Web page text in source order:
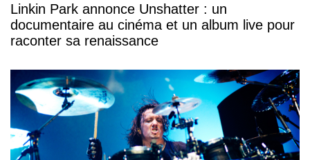
Linkin Park annonce Unshatter : un
documentaire au cinéma et un album live pour
raconter sa renaissance